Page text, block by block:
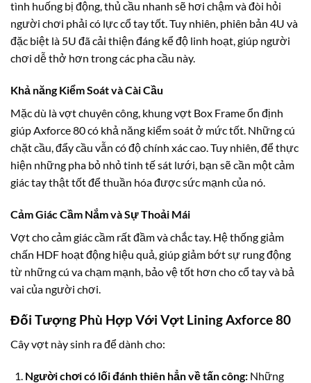
tình huống bị động, thủ cầu nhanh sẽ hơi chậm và đòi hỏi
người chơi phải có lực cổ tay tốt. Tuy nhiên, phiên bản 4U và
đặc biệt là 5U đã cải thiện đáng kể độ linh hoạt, giúp người
chơi dễ thở hơn trong các pha cầu này.
Khả năng Kiểm Soát và Cài Cầu
Mặc dù là vợt chuyên công, khung vợt Box Frame ổn định
giúp Axforce 80 có khả năng kiểm soát ở mức tốt. Những cú
chặt cầu, đẩy cầu vẫn có độ chính xác cao. Tuy nhiên, để thực
hiện những pha bỏ nhỏ tinh tế sát lưới, bạn sẽ cần một cảm
giác tay thật tốt để thuần hóa được sức mạnh của nó.
Cảm Giác Cầm Nắm và Sự Thoải Mái
Vợt cho cảm giác cầm rất đầm và chắc tay. Hệ thống giảm
chấn HDF hoạt động hiệu quả, giúp giảm bớt sự rung động
từ những cú va chạm mạnh, bảo vệ tốt hơn cho cổ tay và bả
vai của người chơi.
Đối Tượng Phù Hợp Với Vợt Lining Axforce 80
Cây vợt này sinh ra để dành cho:
Người chơi có lối đánh thiên hẳn về tấn công:Những